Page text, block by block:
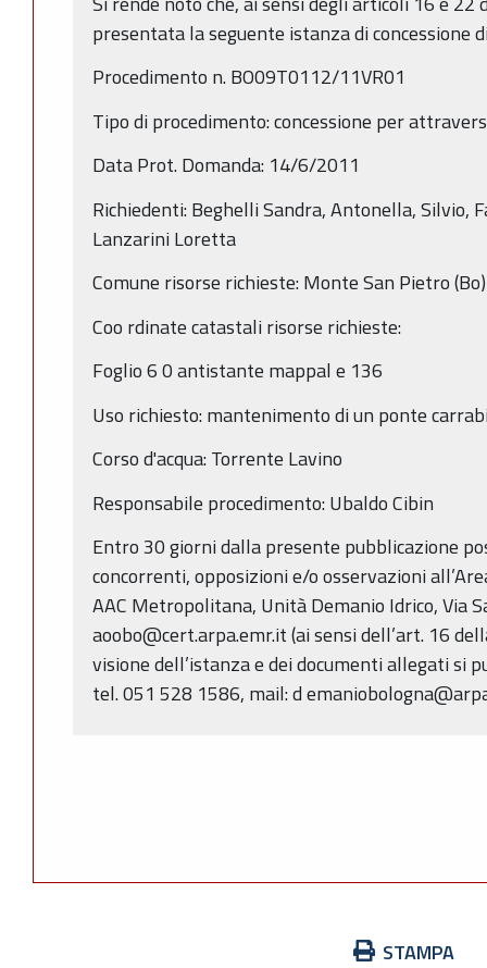
presentata la seguente istanza di concessione
Procedimento n. BO09T0112/11VR01
Tipo di procedimento: concessione per
Data Prot. Domanda: 14/6/2011
Richiedenti: Beghelli Sandra, Antonella, Silvio,
Lanzarini Loretta
Comune risorse richieste: Monte San Pietro (Bo)
Coo rdinate catastali risorse richieste:
Foglio 6 0 antistante mappal e 136
Uso richiesto: mantenimento di un ponte
Corso d'acqua: Torrente Lavino
Responsabile procedimento: Ubaldo Cibin
Entro 30 giorni dalla presente pubblicazione
concorrenti, opposizioni e/o osservazioni
AAC Metropolitana, Unità Demanio Idrico, Via
aoobo@cert.arpa.emr.it (ai sensi dell’art. 16
visione dell’istanza e dei documenti allegati si
tel. 051 528 1586, mail: d
STAMPA